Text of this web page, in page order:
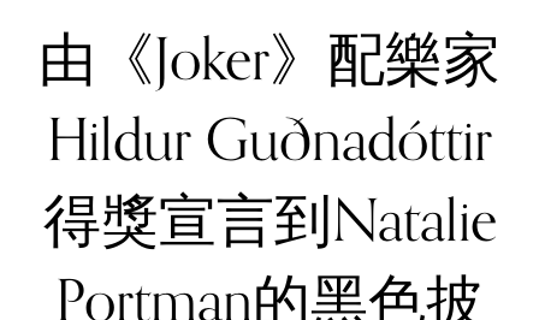
由《Joker》配樂家
Hildur Guðnadóttir
得獎宣言到Natalie
Portman的黑色披